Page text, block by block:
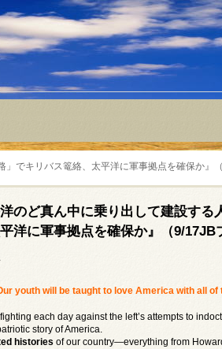
でキリバス篭絡、太平洋に軍事拠点を確保か
洋のど真ん中に乗り出して建設す
洋に軍事拠点を確保か』（9/
youth will be taught to love America with all of
each day against the left’s attempts to
story of America.
historiesof our country—everything from